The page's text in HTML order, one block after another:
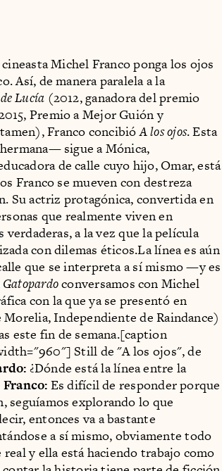
Michel Franco ponga los ojos
Así, de manera paralela a la
Lucía (2012, ganadora del premio
Premio a Mejor Guión y
Franco concibióA los ojos. Esta
sigue a Mónica,
de calle cuyo hijo, Omar, está
Franco se mueven con destreza
Su actriz protagónica, convertida en
que realmente viven en
a la vez que la película
con dilemas éticos.La línea es aún
que se interpreta a sí mismo —y es
Gatopardoconversamos con Michel
con la que ya se presentó en
Independiente de Raindance)
este fin de semana.[caption
Still de "A los ojos", de
¿Dónde está la línea entre la
Es difícil de responder porque
seguíamos explorando lo que
entonces va a bastante
a sí mismo, obviamente todo
y ella está haciendo trabajo como